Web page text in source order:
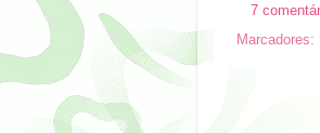
7
Marcadores: